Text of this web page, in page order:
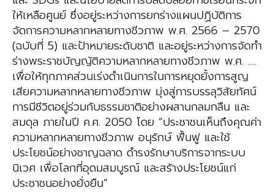
ให้เหลือศูนย์ ซึ่งอยู่ระหว่างการยกร่างแผนปฏิบัติการ
จัดการความหลากหลายทางชีวภาพ พ.ศ. 2566 – 2570
(ฉบับที่ 5) และป้าหมายระดับชาติ และอยู่ระหว่างการจัดทำ
ร่างพระราชบัญญัติความหลากหลายทางชีวภาพ พ.ศ. ….
เพื่อให้ทุกภาคส่วนเร่งดำเนินการในการหยุดยั้งการสูญ
เสียความหลากหลายทางชีวภาพ มุ่งสู่การบรรลุวิสัยทัศน์
การมีชีวิตอยู่ร่วมกับธรรมชาติอย่างผสานกลมกลืน และ
สมดุล ภายในปี ค.ศ. 2050 โดย “ประชาชนเห็นถึงคุณค่า
ความหลากหลายทางชีวภาพ อนุรักษ์ ฟื้นฟู และใช้
ประโยชน์อย่างชาญฉลาด ดำรงรักษาบริการจากระบบ
นิเวศ เพื่อโลกที่อุดมสมบูรณ์ และสร้างประโยชน์แก่
ประชาชนอย่างยั่งยืน”